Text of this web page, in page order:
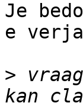
Je
e
>